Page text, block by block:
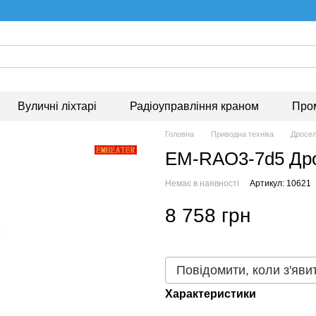
Вуличні ліхтарі Радіоуправління краном
Головна Приводна техніка
EM-RAO3-7d5
Немає в наявності Артикул: 10621
8 758 грн
Повідомити, коли
Характеристики